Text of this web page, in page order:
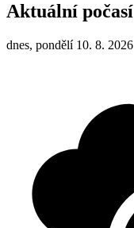
Aktuální počasí
dnes, pondělí 10. 8. 2026